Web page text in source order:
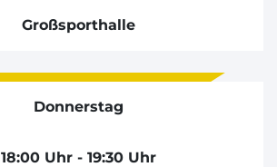
Großsporthalle
Donnerstag
18:00 Uhr - 19:30 Uhr